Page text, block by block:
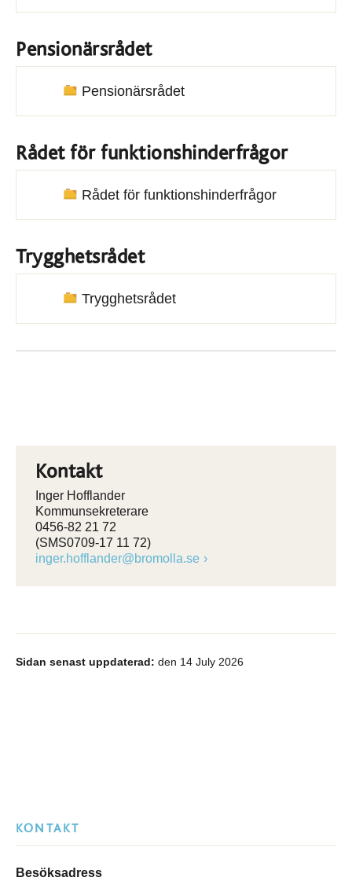
Pensionärsrådet
Pensionärsrådet
Rådet för funktionshinderfrågor
Rådet för funktionshinderfrågor
Trygghetsrådet
Trygghetsrådet
Kontakt
Inger Hofflander
Kommunsekreterare
0456-82 21 72
(SMS0709-17 11 72)
inger.hofflander@bromolla.se
Sidan senast uppdaterad: den 14 July 2026
KONTAKT
Besöksadress